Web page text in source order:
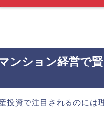
ンション経営で
投資で注目されるのには